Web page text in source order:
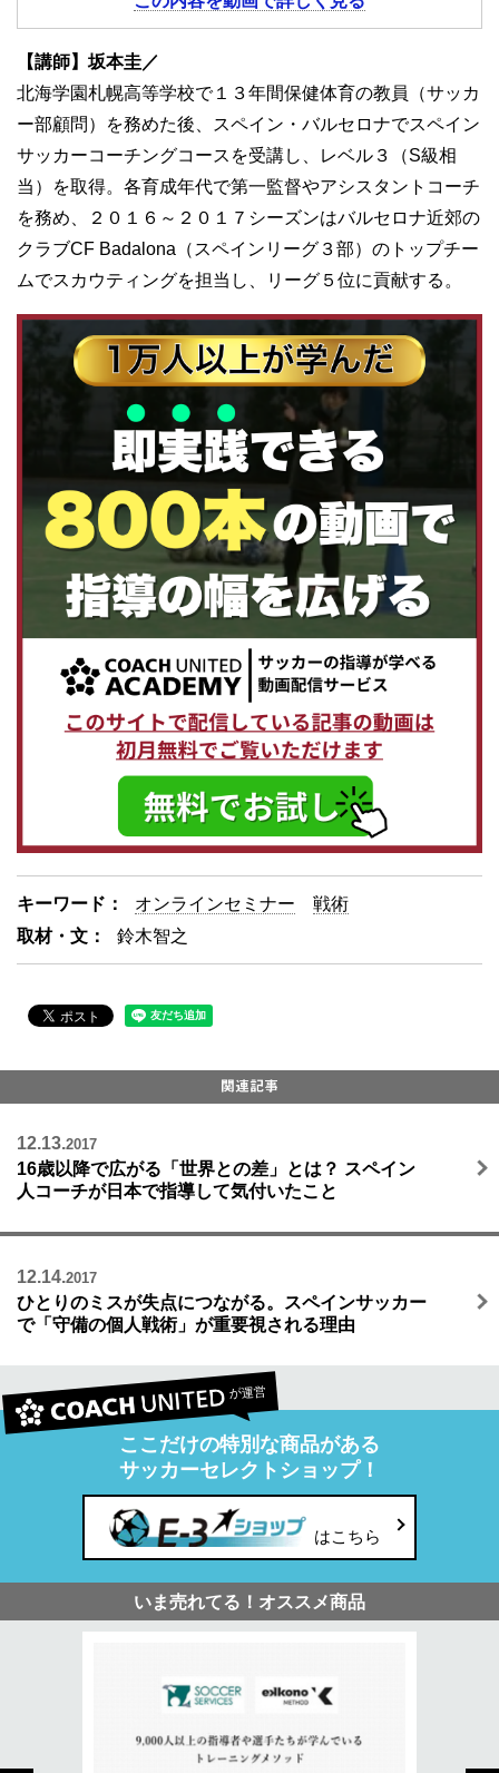
【講師】坂本圭／
北海学園札幌高等学校で１３年間保健体育の教員（サッカ
ー部顧問）を務めた後、スペイン・バルセロナでスペイン
サッカーコーチングコースを受講し、レベル３（S級相
当）を取得。各育成年代で第一監督やアシスタントコーチ
を務め、２０１６～２０１７シーズンはバルセロナ近郊の
クラブCF Badalona（スペインリーグ３部）のトップチー
ムでスカウティングを担当し、リーグ５位に貢献する。
キーワード： オンラインセミナー
戦術
取材・文：
鈴木智之
12.13.2017
16歳以降で広がる「世界との差」とは？ スペイン
人コーチが日本で指導して気付いたこと
12.14.2017
ひとりのミスが失点につながる。スペインサッカー
で「守備の個人戦術」が重要視される理由
が運営
ここだけの特別な商品がある
サッカーセレクトショップ！
はこちら
いま売れてる！オススメ商品